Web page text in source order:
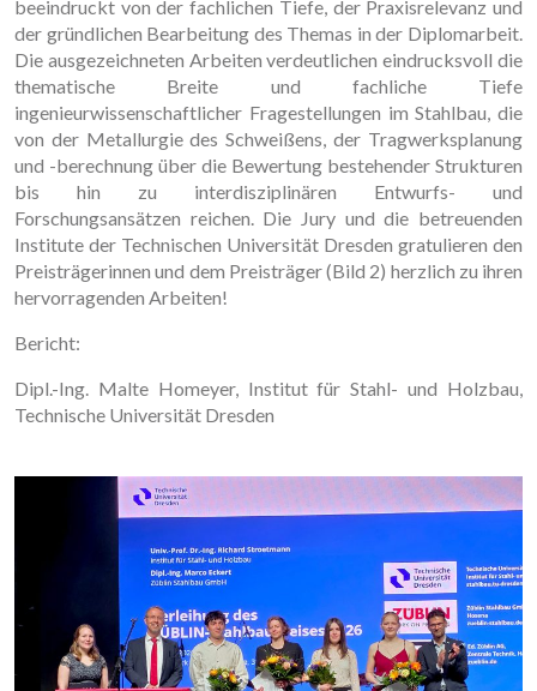
beeindruckt von der fachlichen Tiefe, der Praxisrelevanz und
der gründlichen Bearbeitung des Themas in der Diplomarbeit.
Die ausgezeichneten Arbeiten verdeutlichen eindrucksvoll die
thematische Breite und fachliche Tiefe
ingenieurwissenschaftlicher Fragestellungen im Stahlbau, die
von der Metallurgie des Schweißens, der Tragwerksplanung
und -berechnung über die Bewertung bestehender Strukturen
bis hin zu interdisziplinären Entwurfs- und
Forschungsansätzen reichen. Die Jury und die betreuenden
Institute der Technischen Universität Dresden gratulieren den
Preisträgerinnen und dem Preisträger (Bild 2) herzlich zu ihren
hervorragenden Arbeiten!
Bericht:
Dipl.-Ing. Malte Homeyer, Institut für Stahl- und Holzbau,
Technische Universität Dresden